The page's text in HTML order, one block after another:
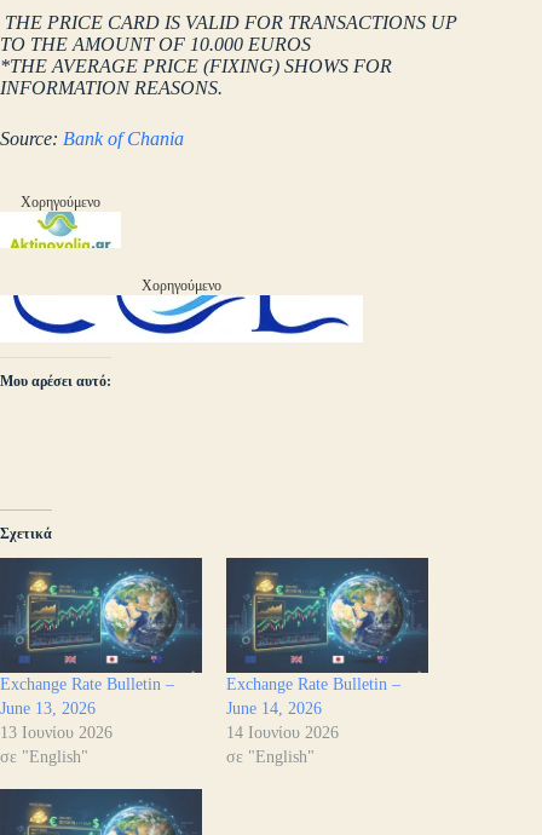
THE PRICE CARD IS VALID FOR TRANSACTIONS UP
TO THE AMOUNT OF 10.000 EUROS
*THE AVERAGE PRICE (FIXING) SHOWS FOR
INFORMATION REASONS.
Source: Bank of Chania
Χορηγούμενο
Χορηγούμενο
Μου αρέσει αυτό:
Σχετικά
Exchange Rate Bulletin –
June 13, 2026
13 Ιουνίου 2026
σε "English"
Exchange Rate Bulletin –
June 14, 2026
14 Ιουνίου 2026
σε "English"